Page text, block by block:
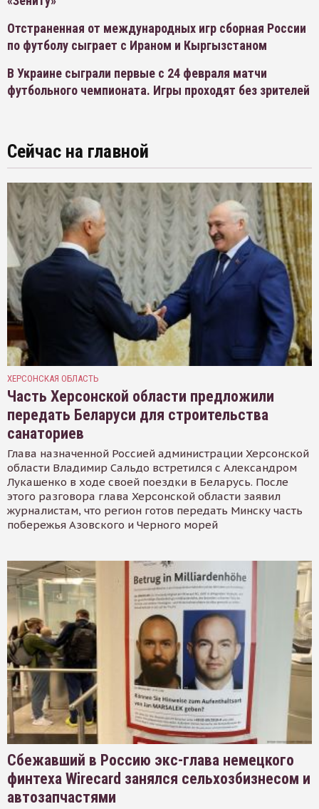
Отстраненная от международных игр сборная России
по футболу сыграет с Ираном и Кыргызстаном
В Украине сыграли первые с 24 февраля матчи
футбольного чемпионата. Игры проходят без зрителей
Сейчас на главной
ХЕРСОНСКАЯ ОБЛАСТЬ
Часть Херсонской области предложили
передать Беларуси для строительства
санаториев
Глава назначенной Россией администрации Херсонской
области Владимир Сальдо встретился с Александром
Лукашенко в ходе своей поездки в Беларусь. После
этого разговора глава Херсонской области заявил
журналистам, что регион готов передать Минску часть
побережья Азовского и Черного морей
Сбежавший в Россию экс-глава немецкого
финтеха Wirecard занялся сельхозбизнесом и
автозапчастями